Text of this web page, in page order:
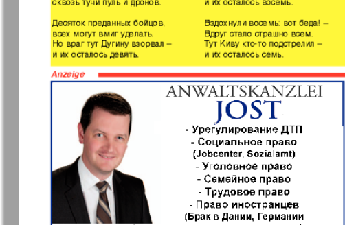
Мила
Мир отдыха и
здоровья
Наша марка Наше Турбюро
Объектив EU Остров там и тут